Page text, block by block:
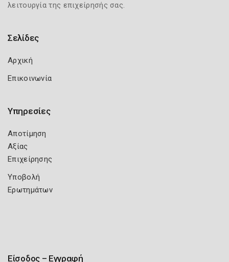
λειτουργία της επιχείρησής σας.
Σελίδες
Αρχική
Επικοινωνία
Υπηρεσίες
Αποτίμηση
Αξίας
Επιχείρησης
Υποβολή
Ερωτημάτων
Είσοδος – Εγγραφή